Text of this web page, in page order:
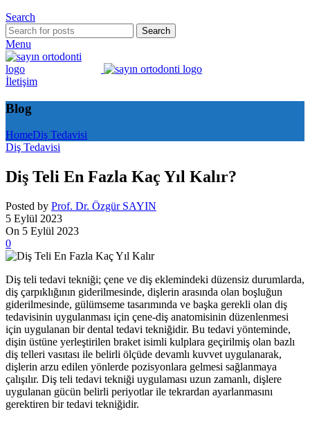
Search
Search
Menu
İletişim
Blog
HomeDiş Tedavisi
Diş Tedavisi
Diş Teli En Fazla Kaç Yıl Kalır?
Posted by Prof. Dr. Özgür SAYIN
5 Eylül 2023
On 5 Eylül 2023
0
Diş teli tedavi tekniği; çene ve diş eklemindeki düzensiz durumlarda,
diş çarpıklığının giderilmesinde, dişlerin arasında olan boşluğun
giderilmesinde, gülümseme tasarımında ve başka gerekli olan diş
tedavisinin uygulanması için çene-diş anatomisinin düzenlenmesi
için uygulanan bir dental tedavi tekniğidir. Bu tedavi yönteminde,
dişin üstüne yerleştirilen braket isimli kulplara geçirilmiş olan bazlı
diş telleri vasıtası ile belirli ölçüde devamlı kuvvet uygulanarak,
dişlerin arzu edilen yönlerde pozisyonlara gelmesi sağlanmaya
çalışılır. Diş teli tedavi tekniği uygulaması uzun zamanlı, dişlere
uygulanan gücün belirli periyotlar ile tekrardan ayarlanmasını
gerektiren bir tedavi tekniğidir.